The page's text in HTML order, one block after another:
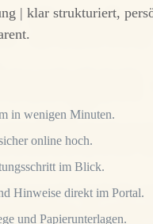
| klar strukturiert,
in wenigen Minuten.
online hoch.
im Blick.
Hinweise direkt im Portal.
und Papierunterlagen.
regelt die
Kindern. Es